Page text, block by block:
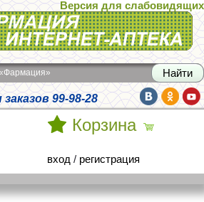
Версия для слабовидящих
99-98-28
Корзина
вход / регистрация